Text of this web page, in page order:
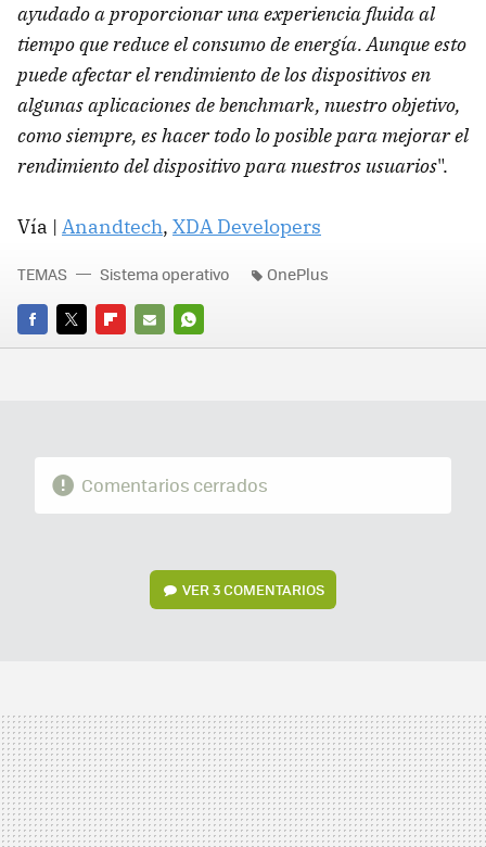
ayudado a proporcionar una experiencia fluida al
tiempo que reduce el consumo de energía. Aunque esto
puede afectar el rendimiento de los dispositivos en
algunas aplicaciones de benchmark, nuestro objetivo,
como siempre, es hacer todo lo posible para mejorar el
rendimiento del dispositivo para nuestros usuarios".
Vía | Anandtech, XDA Developers
FACEBOOK
TWITTERFLIPBOARD
E-
WHATSAPP
TEMAS Sistema operativo OnePlus
Comentarios cerrados
VER3 COMENTARIOS